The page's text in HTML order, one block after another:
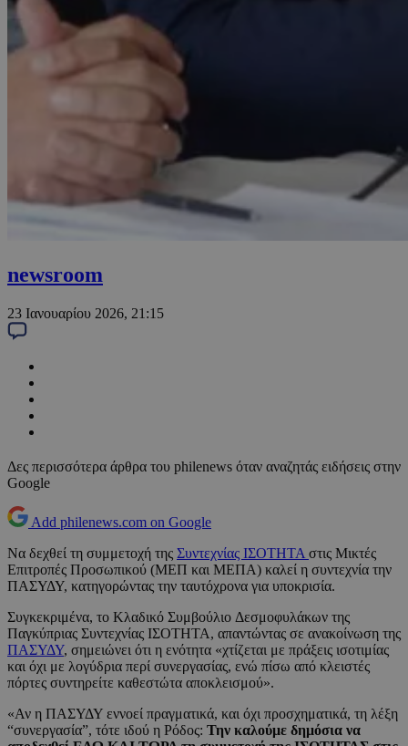
newsroom
23 Ιανουαρίου 2026, 21:15
Δες περισσότερα άρθρα του philenews όταν αναζητάς ειδήσεις στην
Google
Add philenews.com on Google
Να δεχθεί τη συμμετοχή της Συντεχνίας ΙΣΟΤΗΤΑ στις Μικτές
Επιτροπές Προσωπικού (ΜΕΠ και ΜΕΠΑ) καλεί η συντεχνία την
ΠΑΣΥΔΥ, κατηγορώντας την ταυτόχρονα για υποκρισία.
Συγκεκριμένα, το Κλαδικό Συμβούλιο Δεσμοφυλάκων της
Παγκύπριας Συντεχνίας ΙΣΟΤΗΤΑ, απαντώντας σε ανακοίνωση της
ΠΑΣΥΔΥ, σημειώνει ότι η ενότητα «χτίζεται με πράξεις ισοτιμίας
και όχι με λογύδρια περί συνεργασίας, ενώ πίσω από κλειστές
πόρτες συντηρείτε καθεστώτα αποκλεισμού».
«Αν η ΠΑΣΥΔΥ εννοεί πραγματικά, και όχι προσχηματικά, τη λέξη
“συνεργασία”, τότε ιδού η Ρόδος: Την καλούμε δημόσια να